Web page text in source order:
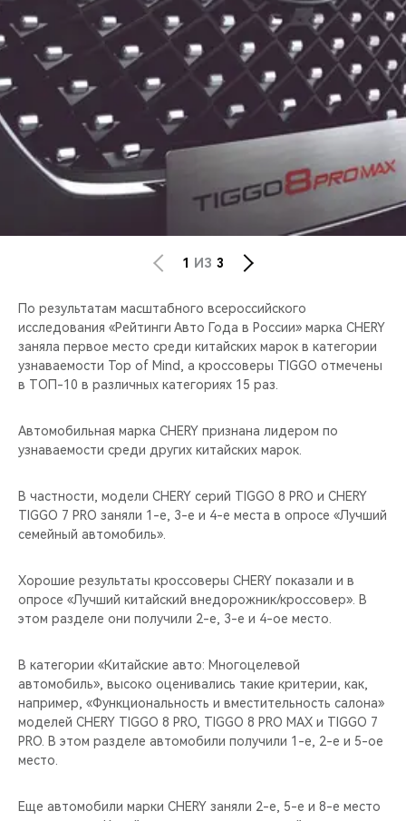
CHERY И СПОРТ
НАШИ МЕРОПРИЯТИЯ
ВИДЕООБЗОРЫ
CHERY ДЛЯ ДЕТЕЙ
1 ИЗ 3
По результатам масштабного всероссийского
исследования «Рейтинги Авто Года в России» марка CHERY
заняла первое место среди китайских марок в категории
узнаваемости Top of Mind, а кроссоверы TIGGO отмечены
в ТОП-10 в различных категориях 15 раз.
Автомобильная марка CHERY признана лидером по
узнаваемости среди других китайских марок.
В частности, модели CHERY серий TIGGO 8 PRO и CHERY
TIGGO 7 PRO заняли 1-е, 3-е и 4-е места в опросе «Лучший
семейный автомобиль».
Хорошие результаты кроссоверы CHERY показали и в
опросе «Лучший китайский внедорожник/кроссовер». В
этом разделе они получили 2-e, 3-e и 4-ое место.
В категории «Китайские авто: Многоцелевой
автомобиль», высоко оценивались такие критерии, как,
например, «Функциональность и вместительность салона»
моделей CHERY TIGGO 8 PRO, TIGGO 8 PRO MAX и TIGGO 7
PRO. В этом разделе автомобили получили 1-e, 2-e и 5-ое
место.
Еще автомобили марки CHERY заняли 2-е, 5-е и 8-е место